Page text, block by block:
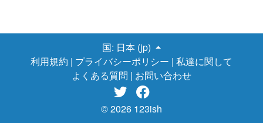
国: 日本 (jp)
利用規約 | プライバシーポリシー | 私達に関して
よくある質問 | お問い合わせ
 
© 2026 123ish